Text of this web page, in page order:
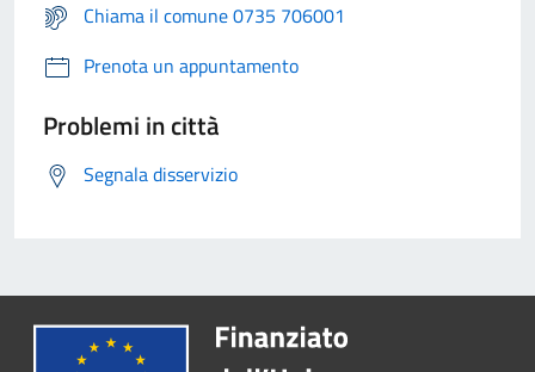
Chiama il comune 0735 706001
Prenota un appuntamento
Problemi in città
Segnala disservizio